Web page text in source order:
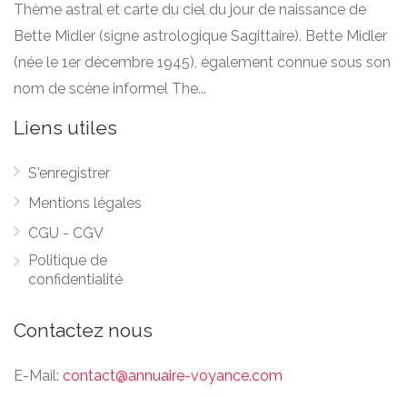
Thème astral et carte du ciel du jour de naissance de
Bette Midler (signe astrologique Sagittaire). Bette Midler
(née le 1er décembre 1945), également connue sous son
nom de scène informel The...
Liens utiles
S'enregistrer
Mentions légales
CGU - CGV
Politique de
confidentialité
Contactez nous
E-Mail: contact@annuaire-voyance.com